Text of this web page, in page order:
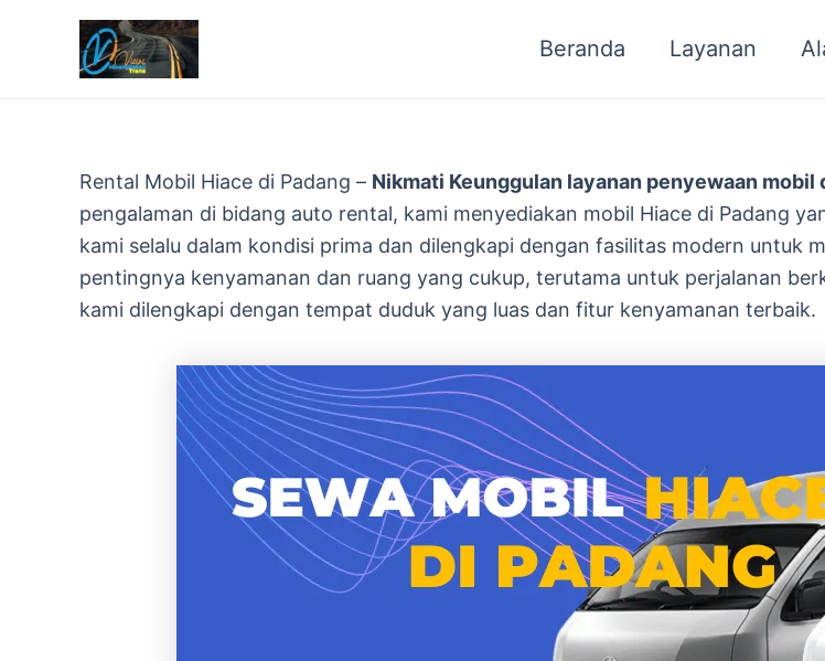
Beranda Layanan
Rental Mobil Hiace di Padang – Nikmati Keunggulan layanan penyewaan
pengalaman di bidang auto rental, kami menyediakan mobil Hiace di Padang
kami selalu dalam kondisi prima dan dilengkapi dengan fasilitas modern untuk
pentingnya kenyamanan dan ruang yang cukup, terutama untuk perjalanan
kami dilengkapi dengan tempat duduk yang luas dan fitur kenyamanan terbaik.